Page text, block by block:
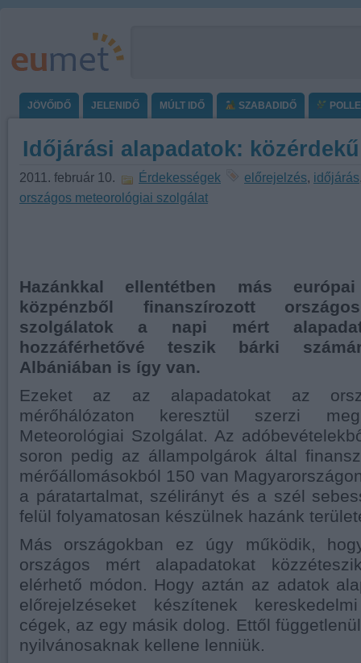
JÖVŐIDŐ JELENIDŐ MÚLT IDŐ SZABADIDŐ
Időjárási alapadatok:
2011. február 10. Érdekességek előrejelzés, időjárás
országos meteorológiai szolgálat
Hazánkkal ellentétben más
közpénzből finanszírozott
szolgálatok a napi mért
hozzáférhetővé teszik bárki
Albániában is így van.
Ezeket az az alapadatokat az
mérőhálózaton keresztül szerzi
Meteorológiai Szolgálat. Az
soron pedig az állampolgárok által
mérőállomásokból 150 van
a páratartalmat, szélirányt és a szél
felül folyamatosan készülnek hazánk
Más országokban ez úgy működik,
országos mért alapadatokat
elérhető módon. Hogy aztán az adatok
előrejelzéseket készítenek
cégek, az egy másik dolog. Ettől
nyilvánosaknak kellene lenniük.